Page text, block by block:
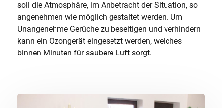
soll die Atmosphäre, im Anbetracht der Situation, so
angenehmen wie möglich gestaltet werden. Um
Unangenehme Gerüche zu beseitigen und verhindern
kann ein Ozongerät eingesetzt werden, welches
binnen Minuten für saubere Luft sorgt.